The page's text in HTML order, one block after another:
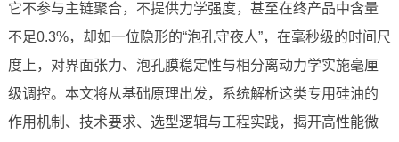
它不参与主链聚合，不提供力学强度，甚至在终产品中含量
不足0.3%，却如一位隐形的“泡孔守夜人”，在毫秒级的时间尺
度上，对界面张力、泡孔膜稳定性与相分离动力学实施毫厘
级调控。本文将从基础原理出发，系统解析这类专用硅油的
作用机制、技术要求、选型逻辑与工程实践，揭开高性能微